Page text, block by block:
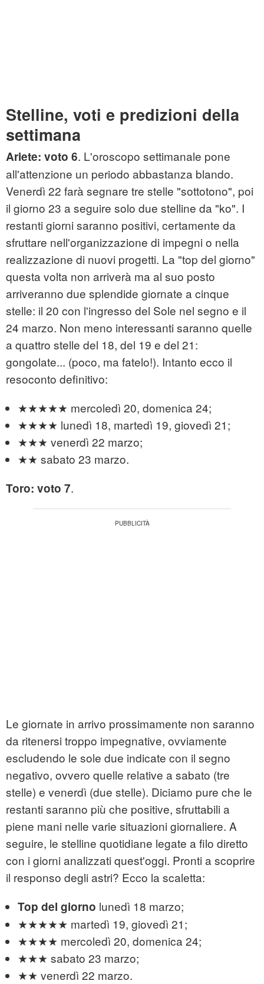
Stelline, voti e predizioni della
settimana
Ariete: voto 6. L'oroscopo settimanale pone
all'attenzione un periodo abbastanza blando.
Venerdì 22 farà segnare tre stelle "sottotono", poi
il giorno 23 a seguire solo due stelline da "ko". I
restanti giorni saranno positivi, certamente da
sfruttare nell'organizzazione di impegni o nella
realizzazione di nuovi progetti. La "top del giorno"
questa volta non arriverà ma al suo posto
arriveranno due splendide giornate a cinque
stelle: il 20 con l'ingresso del Sole nel segno e il
24 marzo. Non meno interessanti saranno quelle
a quattro stelle del 18, del 19 e del 21:
gongolate... (poco, ma fatelo!). Intanto ecco il
resoconto definitivo:
★★★★★ mercoledì 20, domenica 24;
★★★★ lunedì 18, martedì 19, giovedì 21;
★★★ venerdì 22 marzo;
★★ sabato 23 marzo.
Toro: voto 7.
Le giornate in arrivo prossimamente non saranno
da ritenersi troppo impegnative, ovviamente
escludendo le sole due indicate con il segno
negativo, ovvero quelle relative a sabato (tre
stelle) e venerdì (due stelle). Diciamo pure che le
restanti saranno più che positive, sfruttabili a
piene mani nelle varie situazioni giornaliere. A
seguire, le stelline quotidiane legate a filo diretto
con i giorni analizzati quest'oggi. Pronti a scoprire
il responso degli astri? Ecco la scaletta:
Top del giorno lunedì 18 marzo;
★★★★★ martedì 19, giovedì 21;
★★★★ mercoledì 20, domenica 24;
★★★ sabato 23 marzo;
★★ venerdì 22 marzo.